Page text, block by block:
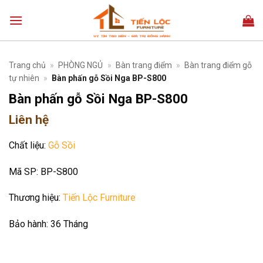
qua
Trang chủ » PHÒNG NGỦ » Bàn trang điểm »
Bàn trang điểm gỗ
tự nhiên » Bàn phấn gỗ Sồi Nga BP-S800
Bàn phấn gỗ Sồi Nga BP-S800
Liên hệ
Chất liệu: Gỗ Sồi
Mã SP: BP-S800
Thương hiệu: Tiến Lộc Furniture
Bảo hành: 36 Tháng